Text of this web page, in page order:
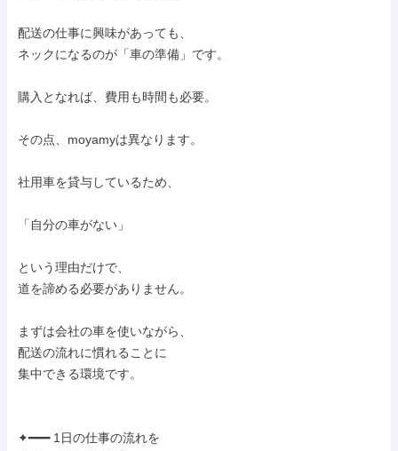
配送の仕事に興味があっても、
ネックになるのが「車の準備」です。
購入となれば、費用も時間も必要。
その点、moyamyは異なります。
社用車を貸与しているため、
「自分の車がない」
という理由だけで、
道を諦める必要がありません。
まずは会社の車を使いながら、
配送の流れに慣れることに
集中できる環境です。
✦━━━ 1日の仕事の流れを